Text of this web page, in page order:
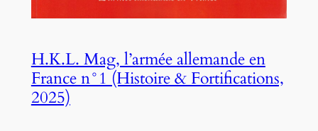
H.K.L. Mag, l’armée allemande en
France n°1 (Histoire & Fortifications,
2025)